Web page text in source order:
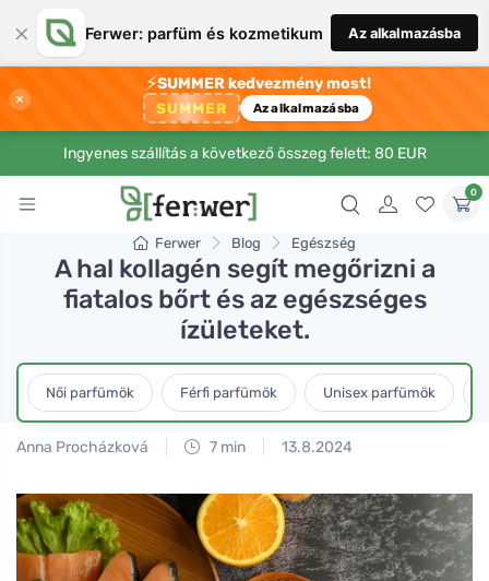
× Ferwer: parfüm és kozmetikum Az alkalmazásba
×
⚡SUMMER kedvezmény most!
SUMMER Az alkalmazásba
Ingyenes szállítás a következő összeg felett: 80 EUR
0
Ferwer Blog Egészség
A hal kollagén segít megőrizni a
fiatalos bőrt és az egészséges
ízületeket.
Női parfümök Férfi parfümök Unisex parfümök
Anna Procházková 7 min 13.8.2024